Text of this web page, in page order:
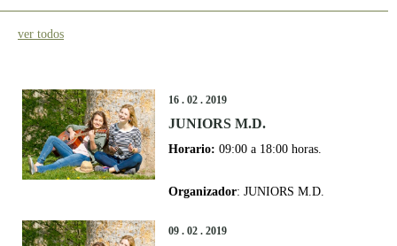
ver todos
16 . 02 . 2019
JUNIORS M.D.
Horario: 09:00 a 18:00 horas.
Organizador: JUNIORS M.D.
09 . 02 . 2019